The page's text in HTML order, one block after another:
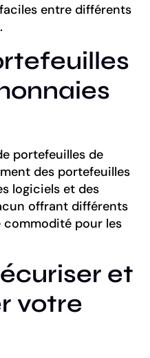
entre différents
portefeuilles de
des portefeuilles
logiciels et des
offrant différents
pour les
et
votre